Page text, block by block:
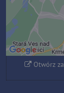
Zezwalaj
typem
Otwórz